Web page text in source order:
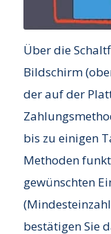
Über die
Bildschirm
der auf der
bis zu einigen
Methoden
gewünschten
bestätigen Sie